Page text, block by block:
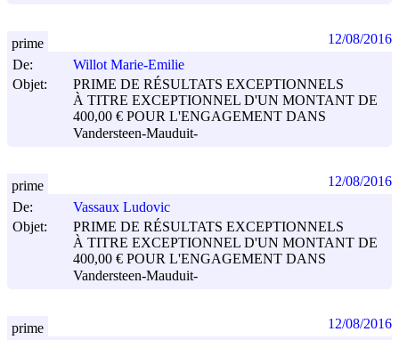
De:
Willot Marie-Emilie
Objet:
PRIME DE RÉSULTATS EXCEPTIONNELS
À TITRE EXCEPTIONNEL D'UN MONTANT DE
400,00 € POUR L'ENGAGEMENT DANS
Vandersteen-Mauduit-
prime 12/08/2016
De:
Vassaux Ludovic
Objet:
PRIME DE RÉSULTATS EXCEPTIONNELS
À TITRE EXCEPTIONNEL D'UN MONTANT DE
400,00 € POUR L'ENGAGEMENT DANS
Vandersteen-Mauduit-
prime 12/08/2016
prime 12/08/2016